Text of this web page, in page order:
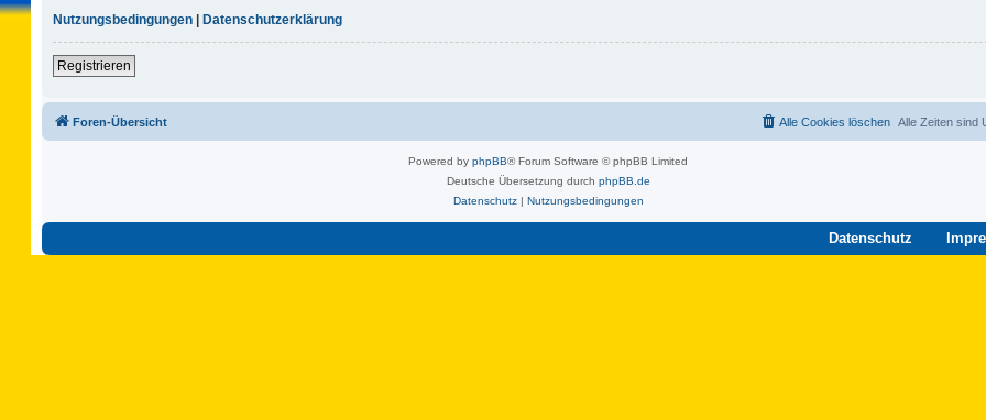
Nutzungsbedingungen | Datenschutzerklärung
Registrieren
Foren-Übersicht Alle Zeiten sind
Alle Cookies löschen
Powered by phpBB® Forum Software © phpBB Limited
Deutsche Übersetzung durch phpBB.de
Datenschutz| Nutzungsbedingungen
Datenschutz